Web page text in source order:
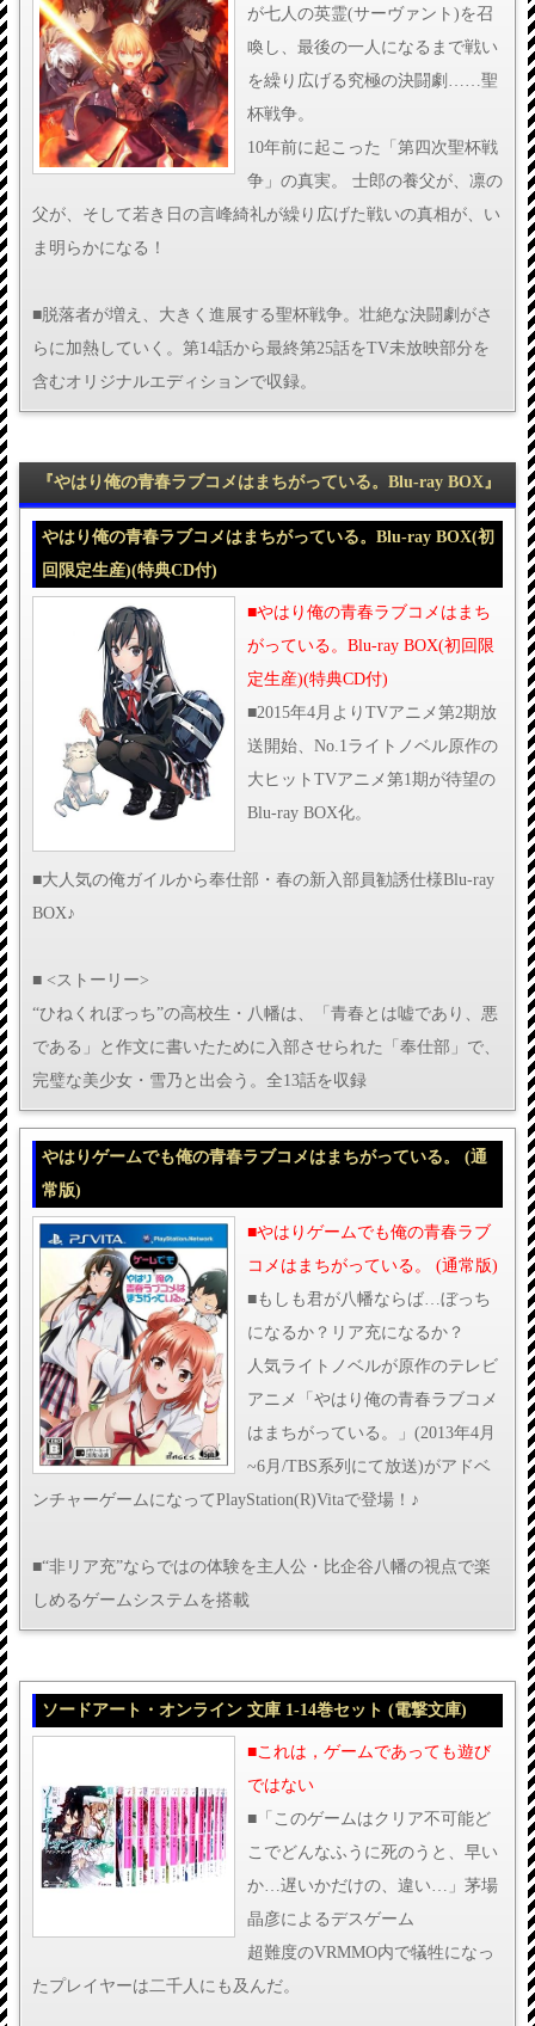
が七人の英霊(サーヴァント)を召
喚し、最後の一人になるまで戦い
を繰り広げる究極の決闘劇……聖
杯戦争。
10年前に起こった「第四次聖杯戦
争」の真実。 士郎の養父が、凛の
父が、そして若き日の言峰綺礼が繰り広げた戦いの真相が、い
ま明らかになる！
■脱落者が増え、大きく進展する聖杯戦争。壮絶な決闘劇がさ
らに加熱していく。第14話から最終第25話をTV未放映部分を
含むオリジナルエディションで収録。
『やはり俺の青春ラブコメはまちがっている。Blu-ray BOX』
やはり俺の青春ラブコメはまちがっている。Blu-ray BOX(初
回限定生産)(特典CD付)
■やはり俺の青春ラブコメはまち
がっている。Blu-ray BOX(初回限
定生産)(特典CD付)
■2015年4月よりTVアニメ第2期放
送開始、No.1ライトノベル原作の
大ヒットTVアニメ第1期が待望の
Blu-ray BOX化。
■大人気の俺ガイルから奉仕部・春の新入部員勧誘仕様Blu-ray
BOX♪
■ <ストーリー>
“ひねくれぼっち”の高校生・八幡は、「青春とは嘘であり、悪
である」と作文に書いたために入部させられた「奉仕部」で、
完璧な美少女・雪乃と出会う。全13話を収録
やはりゲームでも俺の青春ラブコメはまちがっている。 (通
常版)
■やはりゲームでも俺の青春ラブ
コメはまちがっている。 (通常版)
■もしも君が八幡ならば…ぼっち
になるか？リア充になるか？
人気ライトノベルが原作のテレビ
アニメ「やはり俺の青春ラブコメ
はまちがっている。」(2013年4月
~6月/TBS系列にて放送)がアドベ
ンチャーゲームになってPlayStation(R)Vitaで登場！♪
■“非リア充”ならではの体験を主人公・比企谷八幡の視点で楽
しめるゲームシステムを搭載
ソードアート・オンライン 文庫 1-14巻セット (電撃文庫)
■これは，ゲームであっても遊び
ではない
■「このゲームはクリア不可能ど
こでどんなふうに死のうと、早い
か…遅いかだけの、違い…」茅場
晶彦によるデスゲーム
超難度のVRMMO内で犠牲になっ
たプレイヤーは二千人にも及んだ。